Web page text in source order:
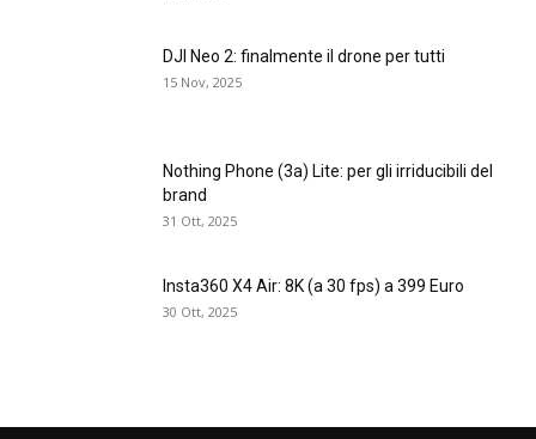
DJI Neo 2: finalmente il drone per tutti
15 Nov, 2025
Nothing Phone (3a) Lite: per gli irriducibili del
brand
31 Ott, 2025
Insta360 X4 Air: 8K (a 30 fps) a 399 Euro
30 Ott, 2025